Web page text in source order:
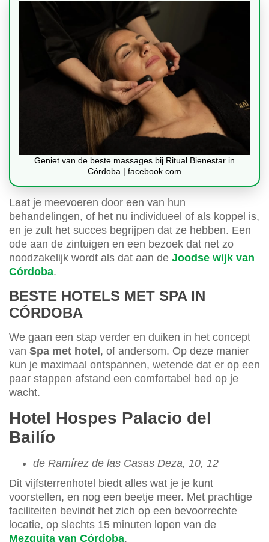
Geniet van de beste massages bij Ritual Bienestar in
Córdoba | facebook.com
Laat je meevoeren door een van hun
behandelingen, of het nu individueel of als koppel is,
en je zult het succes begrijpen dat ze hebben. Een
ode aan de zintuigen en een bezoek dat net zo
noodzakelijk wordt als dat aan de Joodse wijk van
Córdoba.
BESTE HOTELS MET SPA IN
CÓRDOBA
We gaan een stap verder en duiken in het concept
van Spa met hotel, of andersom. Op deze manier
kun je maximaal ontspannen, wetende dat er op een
paar stappen afstand een comfortabel bed op je
wacht.
Hotel Hospes Palacio del
Bailío
de Ramírez de las Casas Deza, 10, 12
Dit vijfsterrenhotel biedt alles wat je je kunt
voorstellen, en nog een beetje meer. Met prachtige
faciliteiten bevindt het zich op een bevoorrechte
locatie, op slechts 15 minuten lopen van de
Mezquita van Córdoba.